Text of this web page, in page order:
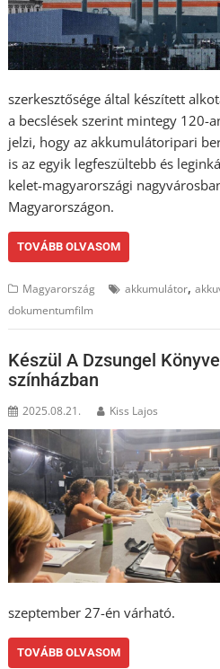
szerkesztősége által készített
a becslések szerint mintegy 120-
jelzi, hogy az akkumulátoripari
is az egyik legfeszültebb és
kelet-magyarországi
Magyarországon.
TOVÁBB OLVASOM
Magyarország akkumulátor,
dokumentumfilm
Készül A Dzsungel
színházban
2025.08.21. Kiss Lajos
szeptember 27-én várható.
TOVÁBB OLVASOM